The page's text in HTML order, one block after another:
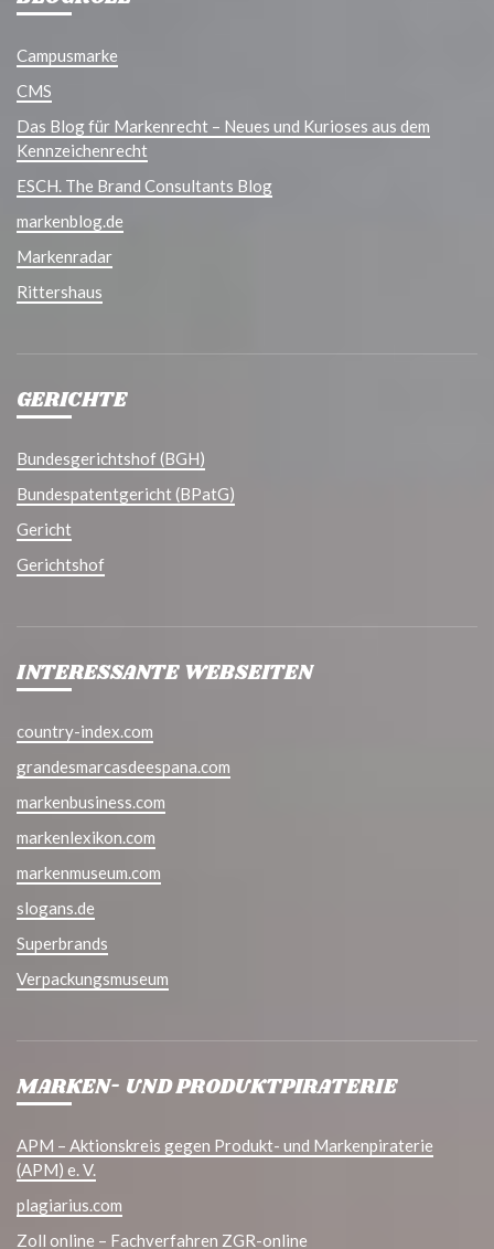
Campusmarke
CMS
Das Blog für Markenrecht – Neues und Kurioses aus dem
Kennzeichenrecht
ESCH. The Brand Consultants Blog
markenblog.de
Markenradar
Rittershaus
GERICHTE
Bundesgerichtshof (BGH)
Bundespatentgericht (BPatG)
Gericht
Gerichtshof
INTERESSANTE WEBSEITEN
country-index.com
grandesmarcasdeespana.com
markenbusiness.com
markenlexikon.com
markenmuseum.com
slogans.de
Superbrands
Verpackungsmuseum
MARKEN- UND PRODUKTPIRATERIE
APM – Aktionskreis gegen Produkt- und Markenpiraterie
(APM) e. V.
plagiarius.com
Zoll online – Fachverfahren ZGR-online